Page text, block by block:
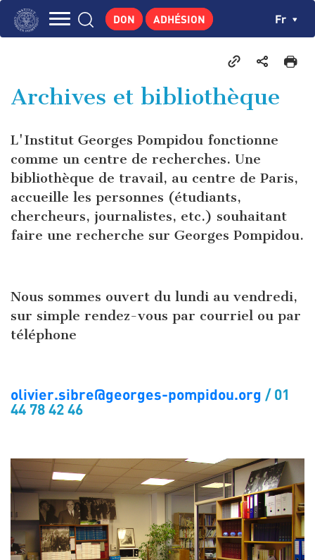
Aller
CENTRE DE RECHERCHES
ACTUALITÉS
ENSEIGNEMENT
DON ADHÉSION Fr
Archives et bibliothèque
L'Institut Georges Pompidou fonctionne
comme un centre de recherches. Une
bibliothèque de travail, au centre de Paris,
accueille les personnes (étudiants,
chercheurs, journalistes, etc.) souhaitant
faire une recherche sur Georges Pompidou.
Nous sommes ouvert du lundi au vendredi,
sur simple rendez-vous par courriel ou par
téléphone
olivier.sibre@georges-pompidou.org / 01
44 78 42 46
Panneau de gestion des cookies